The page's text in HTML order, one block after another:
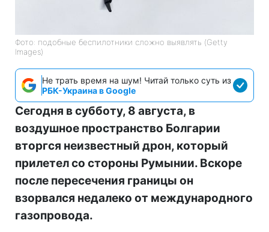
Фото: подобные беспилотники сложно выявлять (Getty
Images)
Не трать время на шум! Читай только суть из
РБК-Украина в Google
Сегодня в субботу, 8 августа, в
воздушное пространство Болгарии
вторгся неизвестный дрон, который
прилетел со стороны Румынии. Вскоре
после пересечения границы он
взорвался недалеко от международного
газопровода.